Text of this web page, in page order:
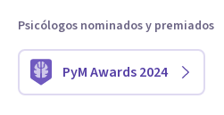
Psicólogos nominados y premiados
PyM Awards 2024